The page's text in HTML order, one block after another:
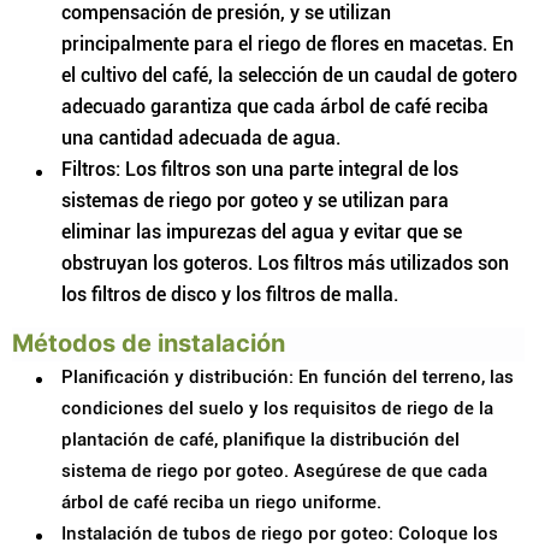
compensación de presión, y se utilizan
principalmente para el riego de flores en macetas. En
el cultivo del café, la selección de un caudal de gotero
adecuado garantiza que cada árbol de café reciba
una cantidad adecuada de agua.
Filtros: Los filtros son una parte integral de los
sistemas de riego por goteo y se utilizan para
eliminar las impurezas del agua y evitar que se
obstruyan los goteros. Los filtros más utilizados son
los filtros de disco y los filtros de malla.
Métodos de instalación
Planificación y distribución: En función del terreno, las
condiciones del suelo y los requisitos de riego de la
plantación de café, planifique la distribución del
sistema de riego por goteo. Asegúrese de que cada
árbol de café reciba un riego uniforme.
Instalación de tubos de riego por goteo: Coloque los